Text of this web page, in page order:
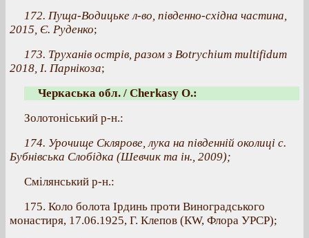
172. Пуща-Водицьке л-во, південно-східна частина,
2015, Є. Руденко;
173. Труханів острів, разом з Botrychium multifidum
2018, І. Парнікоза;
Черкаська обл. / Cherkasy O.:
Золотоніський р-н.:
174. Урочище Склярове, лука на південній околиці с.
Бубнівська Слобідка (Шевчик та ін., 2009);
Смілянський р-н.:
175. Коло болота Ірдинь проти Виноградського
монастиря, 17.06.1925, Г. Клепов (КW, Флора УРСР);